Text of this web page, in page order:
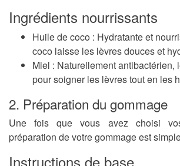
Ingrédients nourrissants
Huile de coco : Hydratante et
coco laisse les lèvres douces et
Miel : Naturellement antibactérien,
pour soigner les lèvres tout en les
2. Préparation du gommage
Une fois que vous avez choisi
préparation de votre gommage est
Instructions de base